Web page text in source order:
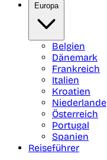
Europa
Belgien
Dänemark
Frankreich
Italien
Kroatien
Niederlande
Österreich
Portugal
Spanien
Reiseführer